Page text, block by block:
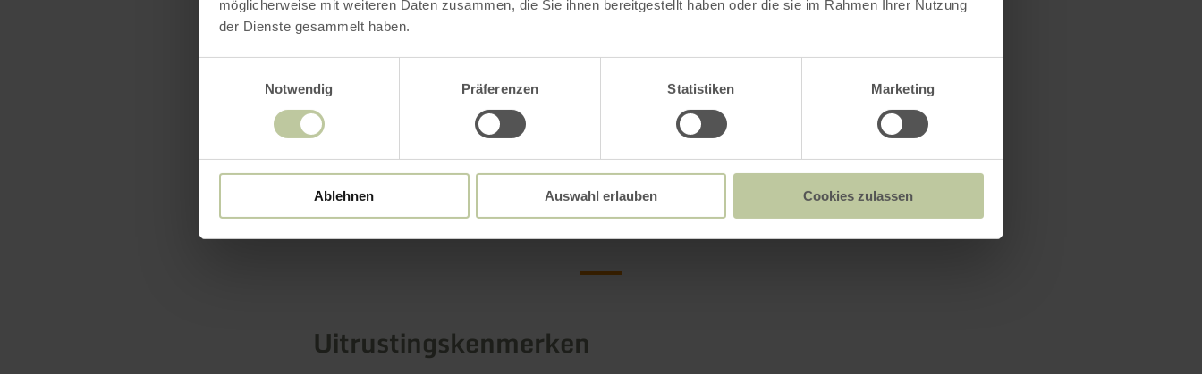
möglicherweise mit weiteren Daten zusammen, die Sie ihnen bereitgestellt haben oder die sie im Rahmen Ihrer Nutzung
der Dienste gesammelt haben.
Notwendig
Präferenzen Statistiken Marketing
Ablehnen Auswahl erlauben Cookies zulassen
Hartelijk welkom, zegt uw „Team Anna“!
Meer informatie
Uitrustingskenmerken